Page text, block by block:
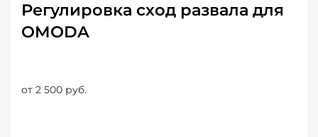
Регулировка сход развала для
OMODA
от 2 500 руб.